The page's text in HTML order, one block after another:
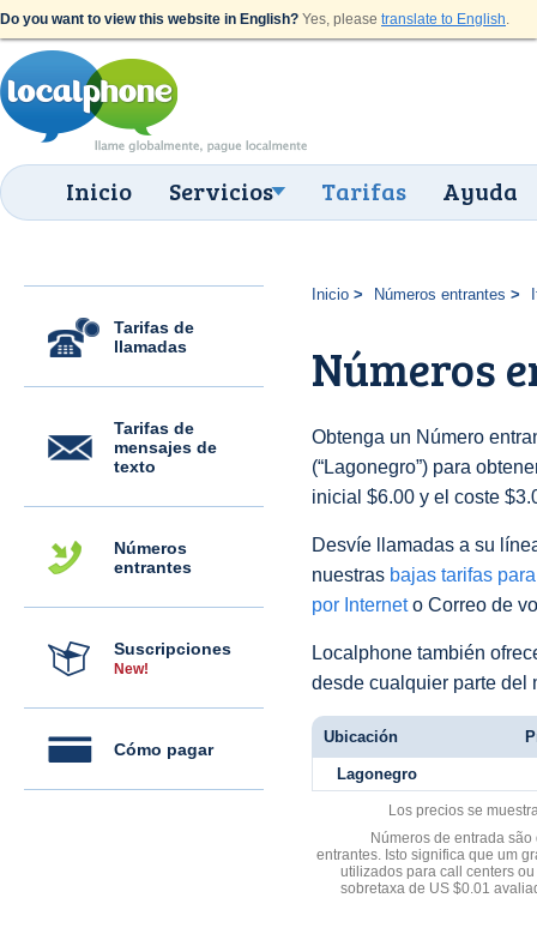
Do you want to view this website in English? Yes, please translate to English.
Inicio Servicios Tarifas Ayuda
Tarifas de
llamadas
Tarifas de
mensajes de
texto
Números
entrantes
Suscripciones
New!
Cómo pagar
Inicio Números entrantes
Números
Obtenga un Número
(“Lagonegro”) para
inicial $6.00 y el coste
Desvíe llamadas a su
nuestras bajas tarifas
por Interneto Correo de
Localphone también
desde cualquier parte del
Ubicación
Lagonegro
Los precios se
Números de entrada
entrantes. Isto significa que um
utilizados para call centers
sobretaxa de US $0.01